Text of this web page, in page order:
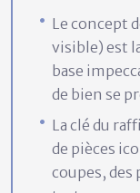
Le concept
visible) est
base
de bien se
La clé du
de pièces
coupes, des